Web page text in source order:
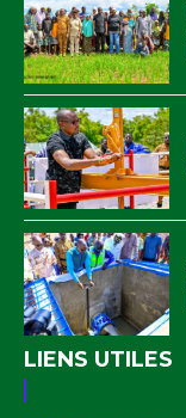
LIENS UTILES